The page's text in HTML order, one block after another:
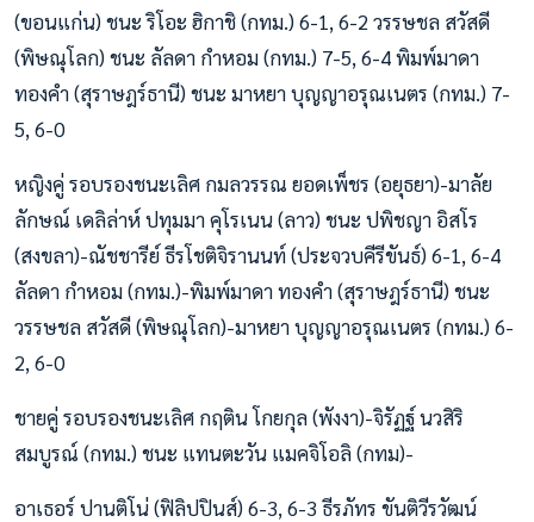
(ขอนแก่น) ชนะ ริโอะ ฮิกาชิ (กทม.) 6-1, 6-2 วรรษชล สวัสดี
(พิษณุโลก) ชนะ ลัลดา กำหอม (กทม.) 7-5, 6-4 พิมพ์มาดา
ทองคำ (สุราษฎร์ธานี) ชนะ มาหยา บุญญาอรุณเนตร (กทม.) 7-
5, 6-0
หญิงคู่ รอบรองชนะเลิศ กมลวรรณ ยอดเพ็ชร (อยุธยา)-มาลัย
ลักษณ์ เดลิล่าห์ ปทุมมา คุโรเนน (ลาว) ชนะ ปพิชญา อิสโร
(สงขลา)-ณัชชารีย์ ธีรโชติจิรานนท์ (ประจวบคีรีขันธ์) 6-1, 6-4
ลัลดา กำหอม (กทม.)-พิมพ์มาดา ทองคำ (สุราษฎร์ธานี) ชนะ
วรรษชล สวัสดี (พิษณุโลก)-มาหยา บุญญาอรุณเนตร (กทม.) 6-
2, 6-0
ชายคู่ รอบรองชนะเลิศ กฤติน โกยกุล (พังงา)-จิรัฏฐ์ นวสิริ
สมบูรณ์ (กทม.) ชนะ แทนตะวัน แมคจิโอลิ (กทม)-
อาเธอร์ ปานติโน่ (ฟิลิปปินส์) 6-3, 6-3 ธีรภัทร ขันติวีรวัฒน์